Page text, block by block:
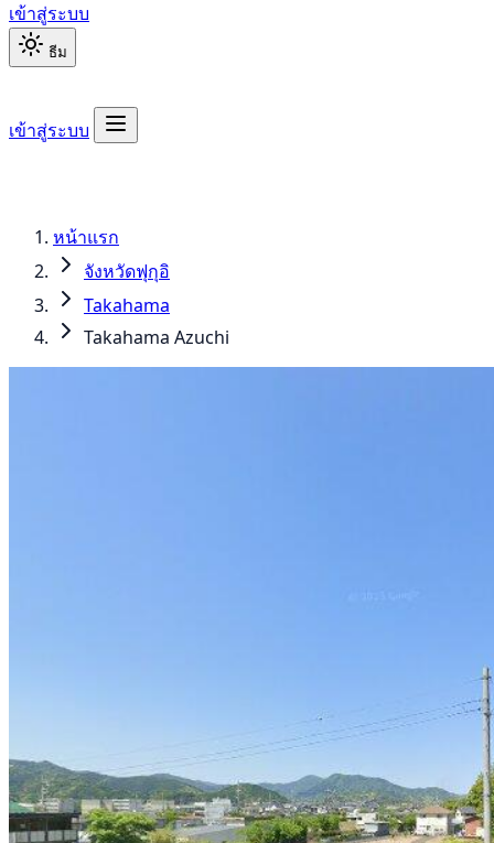
เข้าสู่ระบบ
ธีม
เข้าสู่ระบบ
หน้าแรก
จังหวัดฟุกุอิ
Takahama
Takahama Azuchi